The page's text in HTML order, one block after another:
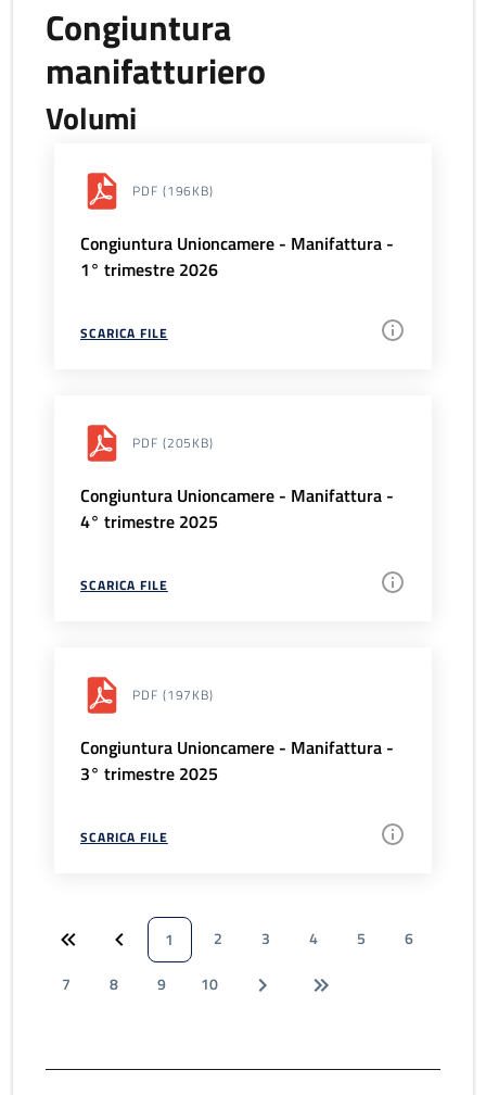
Congiuntura
manifatturiero
Volumi
PDF (196KB)
Congiuntura Unioncamere - Manifattura -
1° trimestre 2026
SCARICA FILE
PDF (205KB)
Congiuntura Unioncamere - Manifattura -
4° trimestre 2025
SCARICA FILE
PDF (197KB)
Congiuntura Unioncamere - Manifattura -
3° trimestre 2025
SCARICA FILE
1 2 3 4 5
6
7
8 9 10